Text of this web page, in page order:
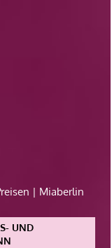
| Miaberlin
UND